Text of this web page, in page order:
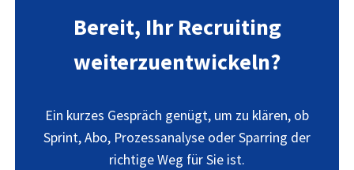
Bereit, Ihr Recruiting
weiterzuentwickeln?
Ein kurzes Gespräch genügt, um zu klären, ob
Sprint, Abo, Prozessanalyse oder Sparring der
richtige Weg für Sie ist.